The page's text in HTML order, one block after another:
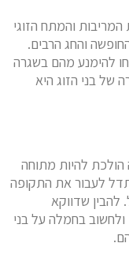
והמתח הזוגי
והחג הרבים.
להימנע מהם בשגרה
של בני הזוג היא
הולכת להיות מתוחה
לעבור את התקופה
להבין שדווקא
בחמלה על בני